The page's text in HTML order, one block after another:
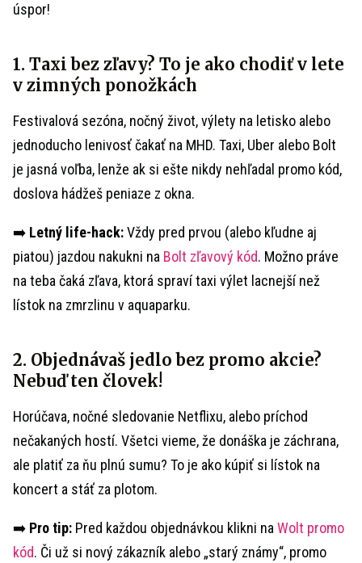
úspor!
1. Taxi bez zľavy? To je ako chodiť v lete
v zimných ponožkách
Festivalová sezóna, nočný život, výlety na letisko alebo
jednoducho lenivosť čakať na MHD. Taxi, Uber alebo Bolt
je jasná voľba, lenže ak si ešte nikdy nehľadal promo kód,
doslova hádžeš peniaze z okna.
➡️ Letný life-hack:Vždy pred prvou (alebo kľudne aj
piatou) jazdou nakukni na Bolt zľavový kód. Možno práve
na teba čaká zľava, ktorá spraví taxi výlet lacnejší než
lístok na zmrzlinu v aquaparku.
2. Objednávaš jedlo bez promo akcie?
Nebuď ten človek!
Horúčava, nočné sledovanie Netflixu, alebo príchod
nečakaných hostí. Všetci vieme, že donáška je záchrana,
ale platiť za ňu plnú sumu? To je ako kúpiť si lístok na
koncert a stáť za plotom.
➡️ Pro tip: Pred každou objednávkou klikni na Wolt promo
kód. Či už si nový zákazník alebo „starý známy“, promo